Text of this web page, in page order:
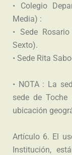
• Colegio
Media) :
• Sede
Sexto).
• Sede Rita
• NOTA : La
sede de
ubicación
Artículo 6. El
Institución,